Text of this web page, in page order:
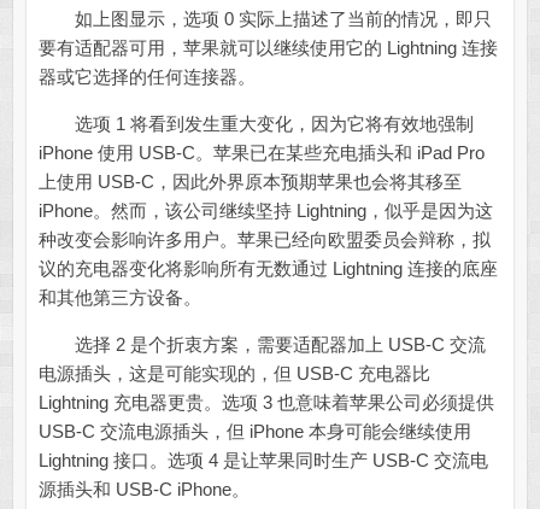
如上图显示，选项 0 实际上描述了当前的情况，即只
要有适配器可用，苹果就可以继续使用它的 Lightning 连接
器或它选择的任何连接器。
选项 1 将看到发生重大变化，因为它将有效地强制
iPhone 使用 USB-C。苹果已在某些充电插头和 iPad Pro
上使用 USB-C，因此外界原本预期苹果也会将其移至
iPhone。然而，该公司继续坚持 Lightning，似乎是因为这
种改变会影响许多用户。苹果已经向欧盟委员会辩称，拟
议的充电器变化将影响所有无数通过 Lightning 连接的底座
和其他第三方设备。
选择 2 是个折衷方案，需要适配器加上 USB-C 交流
电源插头，这是可能实现的，但 USB-C 充电器比
Lightning 充电器更贵。选项 3 也意味着苹果公司必须提供
USB-C 交流电源插头，但 iPhone 本身可能会继续使用
Lightning 接口。选项 4 是让苹果同时生产 USB-C 交流电
源插头和 USB-C iPhone。